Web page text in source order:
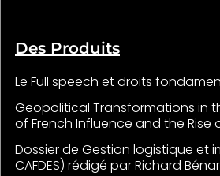
Des Produits
Le Full speech et droits
Geopolitical Transformations in
of French Influence and the Rise
Dossier de Gestion logistique et
CAFDES) rédigé par Richard